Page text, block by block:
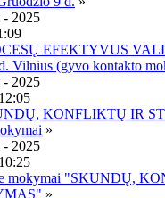
2025
EFEKTYVUS
Vilnius (gyvo kontakto
2025
KONFLIKTŲ IR
»
2025
mokymai "SKUNDŲ,
»